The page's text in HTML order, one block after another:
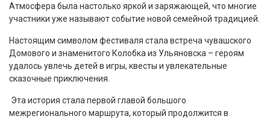
Атмосфера была настолько яркой и заряжающей, что многие
участники уже называют событие новой семейной традицией.
Настоящим символом фестиваля стала встреча чувашского
Домового и знаменитого Колобка из Ульяновска – героям
удалось увлечь детей в игры, квесты и увлекательные
сказочные приключения.
Эта история стала первой главой большого
межрегионального маршрута, который продолжится в